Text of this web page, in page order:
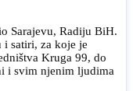
Sarajevu, Radiju BiH.
i satiri, za koje je
Kruga 99, do
i svim njenim ljudima